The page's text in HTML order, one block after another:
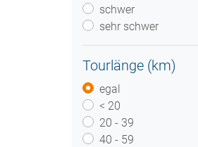
schwer
sehr schwer
Tourlänge (km)
egal
< 20
20 - 39
40 - 59